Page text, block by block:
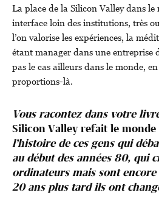
La place de la Silicon Valley dans le
interface loin des institutions, très
l’on valorise les expériences, la
étant manager dans une entreprise
pas le cas ailleurs dans le monde,
proportions-là.
Vous racontez dans votre
Silicon Valley refait le monde
l’histoire de ces gens qui
au début des années 80, qui
ordinateurs mais sont
20 ans plus tard ils ont